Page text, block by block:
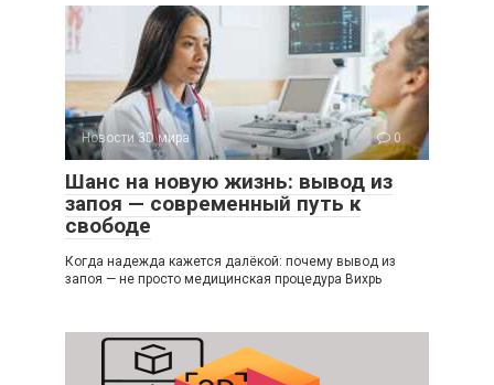
Новости 3D мира 0
Шанс на новую жизнь: вывод из
запоя — современный путь к
свободе
Когда надежда кажется далёкой: почему вывод из
запоя — не просто медицинская процедура Вихрь